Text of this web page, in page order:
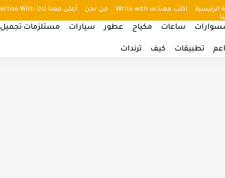
الرئيسية اكتب معنا Write with us من نحن أعلن معنا (Advertise With Us)
ساعات مكياج عطور سيارات مستلزمات تجميل
تطبيقات كيف ترندات